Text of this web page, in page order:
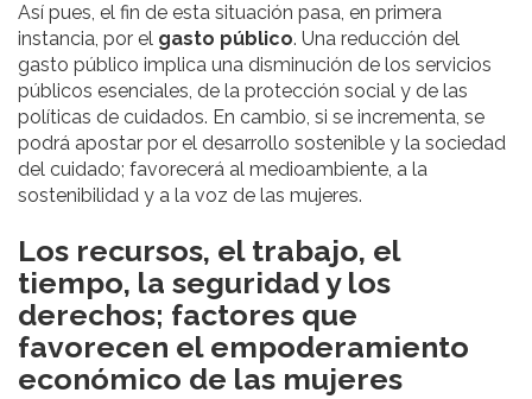
Así pues, el fin de esta situación pasa, en primera
instancia, por el gasto público. Una reducción del
gasto público implica una disminución de los servicios
públicos esenciales, de la protección social y de las
políticas de cuidados. En cambio, si se incrementa, se
podrá apostar por el desarrollo sostenible y la sociedad
del cuidado; favorecerá al medioambiente, a la
sostenibilidad y a la voz de las mujeres.
Los recursos, el trabajo, el
tiempo, la seguridad y los
derechos; factores que
favorecen el empoderamiento
económico de las mujeres